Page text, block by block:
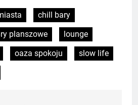
chill bary
planszowe
lounge
oaza spokoju
slow life